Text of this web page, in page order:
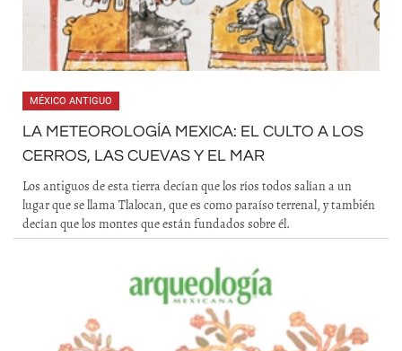
MÉXICO ANTIGUO
LA METEOROLOGÍA MEXICA: EL CULTO A LOS
CERROS, LAS CUEVAS Y EL MAR
Los antiguos de esta tierra decían que los ríos todos salían a un
lugar que se llama Tlalocan, que es como paraíso terrenal, y también
decían que los montes que están fundados sobre él.